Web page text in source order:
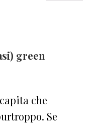
green
che
Se